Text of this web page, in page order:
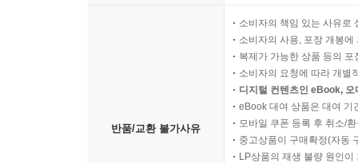
반품/교환 불가사유
소비자의 책임 있는 사유로
소비자의 사용, 포장 개봉
복제가 가능한 상품 등의
소비자의 요청에 따라 개별
디지털 컨텐츠인 eBook,
eBook 대여 상품은 대여 기
모바일 쿠폰 등록 후 취소/
중고상품이 구매확정(자동
LP상품의 재생 불량 원인